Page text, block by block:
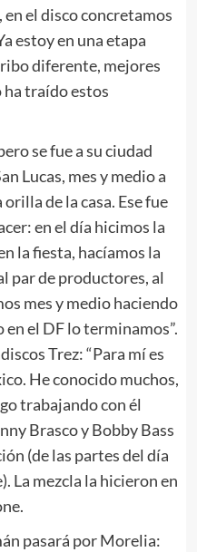
el disco concretamos
estoy en una etapa
diferente, mejores
ha traído estos
se fue a su ciudad
Lucas, mes y medio a
de la casa. Ese fue
en el día hicimos la
la fiesta, hacíamos la
par de productores, al
mes y medio haciendo
el DF lo terminamos”.
Trez: “Para mí es
He conocido muchos,
trabajando con él
Brasco y Bobby Bass
(de las partes del día
La mezcla la hicieron en
pasará por Morelia: